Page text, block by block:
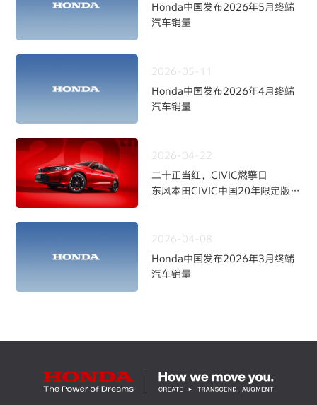
Honda中国发布2026年5月终端
汽车销量
2026-05-11
Honda中国发布2026年4月终端
汽车销量
2026-04-22
二十正当红，CIVIC燃擎日
东风本田CIVIC中国20年限定版焕
2026-04-08
Honda中国发布2026年3月终端
汽车销量